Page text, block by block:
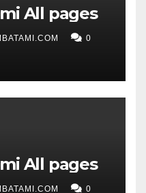
All pages
0
All pages
0